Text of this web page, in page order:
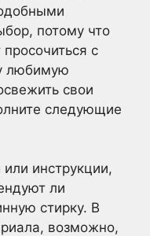
потому что
с
любимую
свои
следующие
или инструкции,
ли
стирку. В
возможно,